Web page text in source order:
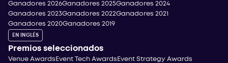
Ganadores 2026Ganadores 2025Ganadores 2024
Ganadores 2023Ganadores 2022Ganadores 2021
Ganadores 2020Ganadores 2019
EN INGLÉS
Premios seleccionados
Venue Awards Event Tech Awards Event Strategy Awards